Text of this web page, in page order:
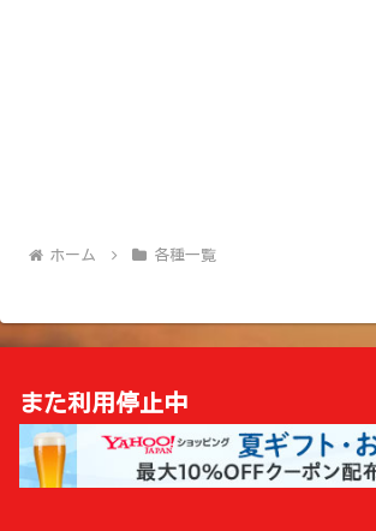
ホーム 各種一覧
また利用停止中